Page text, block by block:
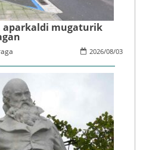
aparkaldi mugaturik
2026/08/03